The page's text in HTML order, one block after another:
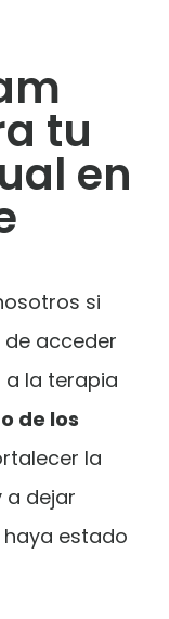
tu
en
si
acceder
la terapia
de los
la
a dejar
estado